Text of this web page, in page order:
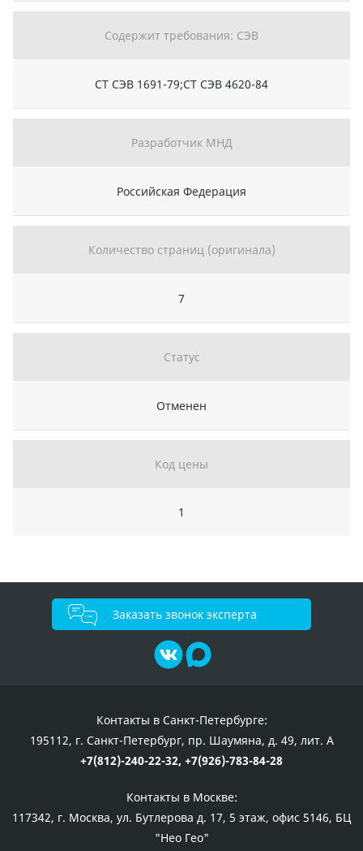
Содержит требования: СЭВ
СТ СЭВ 1691-79;СТ СЭВ 4620-84
Разработчик МНД
Российская Федерация
Количество страниц (оригинала)
7
Статус
Отменен
Код цены
1
Заказать звонок эксперта
Контакты в Санкт-Петербурге:
195112, г. Санкт-Петербург, пр. Шаумяна, д. 49, лит. А
+7(812)-240-22-32, +7(926)-783-84-28
Контакты в Москве:
117342, г. Москва, ул. Бутлерова д. 17, 5 этаж, офис 5146, БЦ
"Нео Гео"